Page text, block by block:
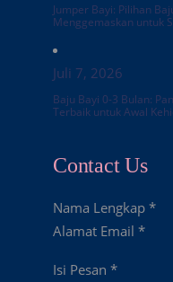
Jumper Bayi: Pilihan
Menggemaskan untuk
Juli 7, 2026
Baju Bayi 0-3 Bulan:
Terbaik untuk Awal
Contact Us
Nama Lengkap *
Alamat Email *
Isi Pesan *